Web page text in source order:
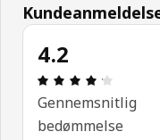
4.2
Gennemsnitlig
bedømmelse